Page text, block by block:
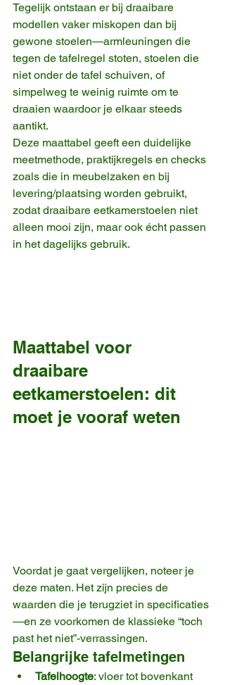
Tegelijk ontstaan er bij draaibare
modellen vaker miskopen dan bij
gewone stoelen—armleuningen die
tegen de tafelregel stoten, stoelen die
niet onder de tafel schuiven, of
simpelweg te weinig ruimte om te
draaien waardoor je elkaar steeds
aantikt.
Deze maattabel geeft een duidelijke
meetmethode, praktijkregels en checks
zoals die in meubelzaken en bij
levering/plaatsing worden gebruikt,
zodat draaibare eetkamerstoelen niet
alleen mooi zijn, maar ook écht passen
in het dagelijks gebruik.
Maattabel voor
draaibare
eetkamerstoelen: dit
moet je vooraf weten
Voordat je gaat vergelijken, noteer je
deze maten. Het zijn precies de
waarden die je terugziet in specificaties
—en ze voorkomen de klassieke “toch
past het niet”-verrassingen.
Belangrijke tafelmetingen
Tafelhoogte: vloer tot bovenkant